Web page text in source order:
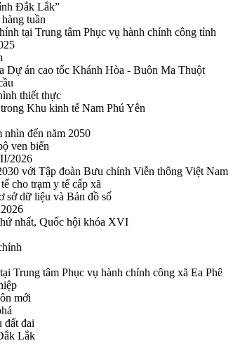
Đắk Lắk”
tuần
tại Trung tâm Phục vụ hành chính công tỉnh
án cao tốc Khánh Hòa - Buôn Ma Thuột
thiết thực
Khu kinh tế Nam Phú Yên
đến năm 2050
ven biển
2026
với Tập đoàn Bưu chính Viễn thông Việt Nam
cho trạm y tế cấp xã
sở dữ liệu và Bản đồ số
nhất, Quốc hội khóa XVI
Trung tâm Phục vụ hành chính công xã Ea Phê
mới
đất đai
Lắk